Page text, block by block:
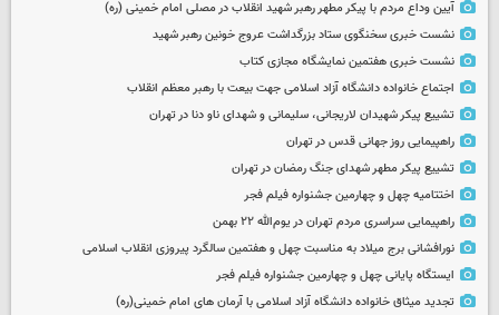
آیین وداع مردم با پیکر مطهر رهبر شهید انقلاب در مصلی امام خمینی (ره)
نشست خبری سخنگوی ستاد بزرگداشت عروج خونین رهبر شهید
نشست خبری هفتمین نمایشگاه مجازی کتاب
اجتماع خانواده دانشگاه آزاد اسلامی جهت بیعت با رهبر معظم انقلاب
تشییع پیکر شهیدان لاریجانی، سلیمانی و شهدای ناو دنا در تهران
راهپیمایی روز جهانی قدس در تهران
تشییع پیکر مطهر شهدای جنگ رمضان در تهران
اختتامیه چهل و چهارمین جشنواره فیلم فجر
راهپیمایی سراسری مردم تهران در یوم‌الله ۲۲ بهمن
نورافشانی برج میلاد به مناسبت چهل‌ و هفتمین سالگرد پیروزی انقلاب اسلامی
ایستگاه پایانی چهل و چهارمین جشنواره فیلم فجر
تجدید میثاق خانواده دانشگاه آزاد اسلامی با آرمان های امام خمینی(ره)